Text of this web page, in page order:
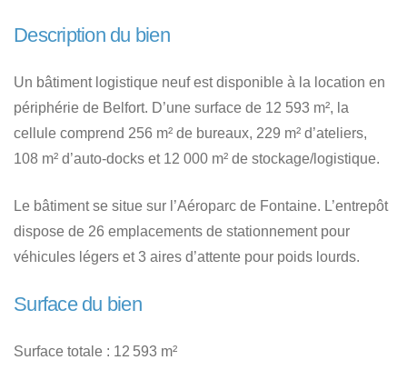
Description du bien
Un bâtiment logistique neuf est disponible à la location en
périphérie de Belfort. D’une surface de 12 593 m², la
cellule comprend 256 m² de bureaux, 229 m² d’ateliers,
108 m² d’auto-docks et 12 000 m² de stockage/logistique.
Le bâtiment se situe sur l’Aéroparc de Fontaine. L’entrepôt
dispose de 26 emplacements de stationnement pour
véhicules légers et 3 aires d’attente pour poids lourds.
Surface du bien
Surface totale : 12 593 m²